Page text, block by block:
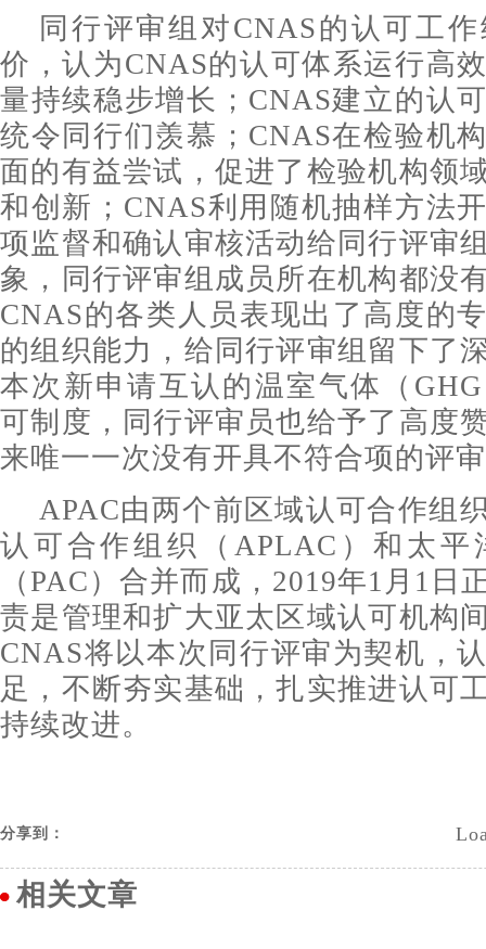
同行评审组对CNAS的认可工
价，认为CNAS的认可体系运行高
量持续稳步增长；CNAS建立的认
统令同行们羡慕；CNAS在检验机
面的有益尝试，促进了检验机构领
和创新；CNAS利用随机抽样方法
项监督和确认审核活动给同行评审
象，同行评审组成员所在机构都没
CNAS的各类人员表现出了高度的
的组织能力，给同行评审组留下了
本次新申请互认的温室气体（
可制度，同行评审员也给予了高度
来唯一一次没有开具不符合项的评
APAC由两个前区域认可合作
认可合作组织（APLAC）和太平
（PAC）合并而成，2019年1月1日
责是管理和扩大亚太区域认可机构
CNAS将以本次同行评审为契机，
足，不断夯实基础，扎实推进认可
持续改进。
分享到：
相关文章